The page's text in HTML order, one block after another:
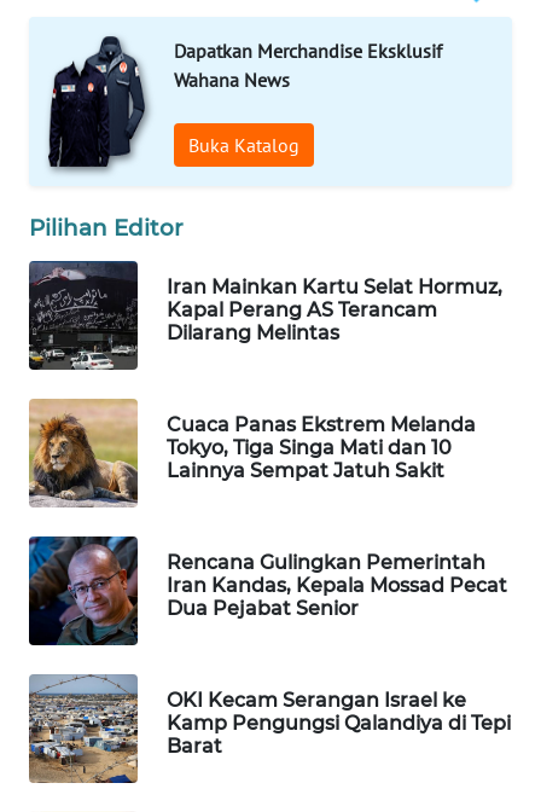
Dapatkan Merchandise Eksklusif
Wahana News
Buka Katalog
Pilihan Editor
Iran Mainkan Kartu Selat Hormuz,
Kapal Perang AS Terancam
Dilarang Melintas
Cuaca Panas Ekstrem Melanda
Tokyo, Tiga Singa Mati dan 10
Lainnya Sempat Jatuh Sakit
Rencana Gulingkan Pemerintah
Iran Kandas, Kepala Mossad Pecat
Dua Pejabat Senior
OKI Kecam Serangan Israel ke
Kamp Pengungsi Qalandiya di Tepi
Barat
WN
LABUANBAJO
WN
BORNEO
Wahana
Media
Group
WAHANA
NEWS
WAHANA
TANI
WAHANA
ADVOKAT
WAHANA
INFRASTRUKTUR
WAHANA
KONSUMEN
WAHANA